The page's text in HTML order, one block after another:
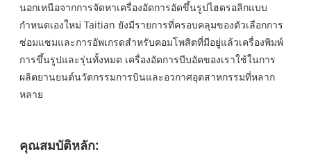
นอกเหนือจากการจัดหาเครื่องอัดการอัดขึ้นรูปไฮดรอลิกแบบ
กำหนดเองใหม่ Taitian ยังมีรายการที่ครอบคลุมของตัวเลือกการ
ซ่อมแซมและการอัพเกรดสำหรับคอมโพสิตที่มีอยู่แล้วเครื่องพิมพ์
การขึ้นรูปและรุ่นทั้งหมด เครื่องอัดการบีบอัดของเราใช้ในการ
ผลิตยานยนต์นวัตกรรมการบินและอวกาศอุตสาหกรรมที่หลาก
หลาย
คุณสมบัติหลัก: